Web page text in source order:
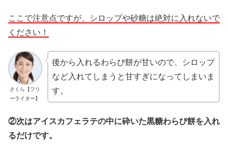
ここで注意点ですが、シロップや砂糖は絶対に入れないで
ください！
さくら【フリ
ーライター】
後から入れるわらび餅が甘いので、シロップ
など入れてしまうと甘すぎになってしまいま
す。
②次はアイスカフェラテの中に砕いた黒糖わらび餅を入れ
るだけです。